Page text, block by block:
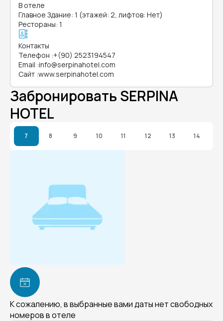
В отеле
Главное Здание: 1 (этажей: 2, лифтов: Нет)
Рестораны: 1
Контакты
Телефон :+(90) 2523194547
Email :info@serpinahotel.com
Сайт :www.serpinahotel.com
Забронировать SERPINA
HOTEL
7 8 9 10 11 12 13 14
К сожалению, в выбранные вами даты нет свободных
номеров в отеле